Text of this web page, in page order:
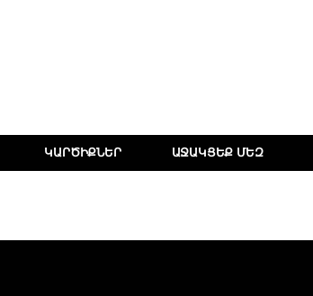
ԿԱՐԾԻՔՆԵՐ ԱՋԱԿՑԵՔ ՄԵԶ